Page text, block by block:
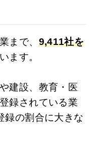
まで、 9,411社を
ます。
建設、教育・医
録されている業
録の割合に大きな